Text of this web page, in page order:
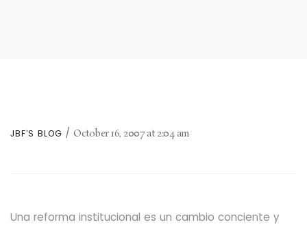
JBF'S BLOG October 16, 2007 at 2:04 am
Una reforma institucional es un cambio conciente y